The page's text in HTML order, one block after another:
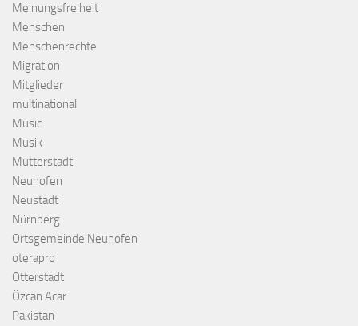
Meinungsfreiheit
Menschen
Menschenrechte
Migration
Mitglieder
multinational
Music
Musik
Mutterstadt
Neuhofen
Neustadt
Nürnberg
Ortsgemeinde Neuhofen
oterapro
Otterstadt
Özcan Acar
Pakistan